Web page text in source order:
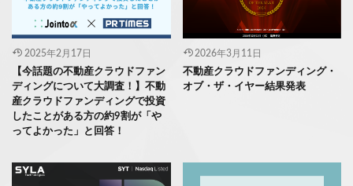
2025年2月17日
【今話題の不動産クラウドファン
ディングについて大調査！】不動
産クラウドファンディングで投資
したことがある方の約9割が「や
ってよかった」と回答！
2026年3月11日
不動産クラウドファンディング・
オブ・ザ・イヤー結果発表